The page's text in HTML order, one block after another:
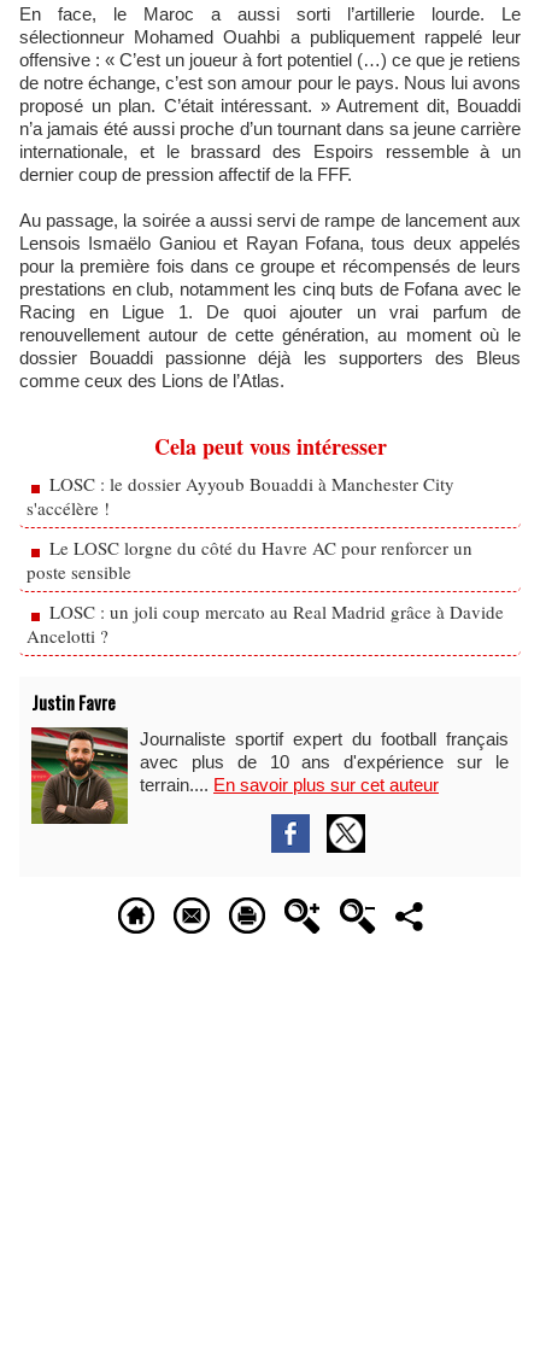
En face, le Maroc a aussi sorti l’artillerie lourde. Le
sélectionneur Mohamed Ouahbi a publiquement rappelé leur
offensive : « C’est un joueur à fort potentiel (…) ce que je retiens
de notre échange, c’est son amour pour le pays. Nous lui avons
proposé un plan. C’était intéressant. » Autrement dit, Bouaddi
n’a jamais été aussi proche d’un tournant dans sa jeune carrière
internationale, et le brassard des Espoirs ressemble à un
dernier coup de pression affectif de la FFF.
Au passage, la soirée a aussi servi de rampe de lancement aux
Lensois Ismaëlo Ganiou et Rayan Fofana, tous deux appelés
pour la première fois dans ce groupe et récompensés de leurs
prestations en club, notamment les cinq buts de Fofana avec le
Racing en Ligue 1. De quoi ajouter un vrai parfum de
renouvellement autour de cette génération, au moment où le
dossier Bouaddi passionne déjà les supporters des Bleus
comme ceux des Lions de l’Atlas.
Cela peut vous intéresser
LOSC : le dossier Ayyoub Bouaddi à Manchester City
s'accélère !
Le LOSC lorgne du côté du Havre AC pour renforcer un
poste sensible
LOSC : un joli coup mercato au Real Madrid grâce à Davide
Ancelotti ?
Justin Favre
Journaliste sportif expert du football français
avec plus de 10 ans d'expérience sur le
terrain.... En savoir plus sur cet auteur